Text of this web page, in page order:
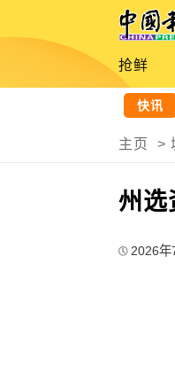
抢鲜
快讯
“白海豚”强阵风侵袭 数
主页 >
州选
2026年